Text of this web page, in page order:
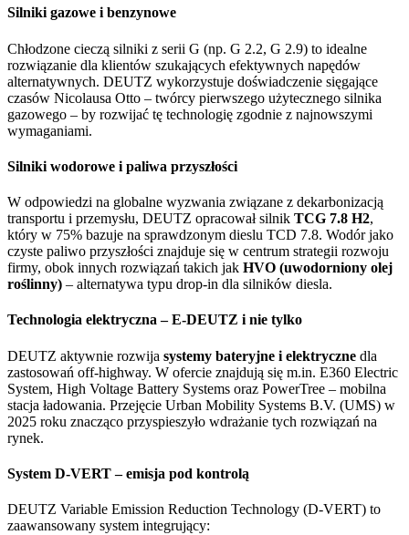
Silniki gazowe i benzynowe
Chłodzone cieczą silniki z serii G (np. G 2.2, G 2.9) to idealne
rozwiązanie dla klientów szukających efektywnych napędów
alternatywnych. DEUTZ wykorzystuje doświadczenie sięgające
czasów Nicolausa Otto – twórcy pierwszego użytecznego silnika
gazowego – by rozwijać tę technologię zgodnie z najnowszymi
wymaganiami.
Silniki wodorowe i paliwa przyszłości
W odpowiedzi na globalne wyzwania związane z dekarbonizacją
transportu i przemysłu, DEUTZ opracował silnik TCG 7.8 H2,
który w 75% bazuje na sprawdzonym dieslu TCD 7.8. Wodór jako
czyste paliwo przyszłości znajduje się w centrum strategii rozwoju
firmy, obok innych rozwiązań takich jak HVO (uwodorniony olej
roślinny) – alternatywa typu drop-in dla silników diesla.
Technologia elektryczna – E-DEUTZ i nie tylko
DEUTZ aktywnie rozwija systemy bateryjne i elektryczne dla
zastosowań off-highway. W ofercie znajdują się m.in. E360 Electric
System, High Voltage Battery Systems oraz PowerTree – mobilna
stacja ładowania. Przejęcie Urban Mobility Systems B.V. (UMS) w
2025 roku znacząco przyspieszyło wdrażanie tych rozwiązań na
rynek.
System D-VERT – emisja pod kontrolą
DEUTZ Variable Emission Reduction Technology (D-VERT) to
zaawansowany system integrujący: